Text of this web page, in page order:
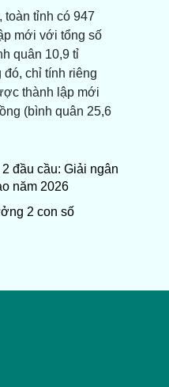
toàn tỉnh có 947
mới với tổng số
quân 10,9 tỉ
đó, chỉ tính riêng
thành lập mới
(bình quân 25,6
đầu cầu: Giải ngân
năm 2026
2 con số